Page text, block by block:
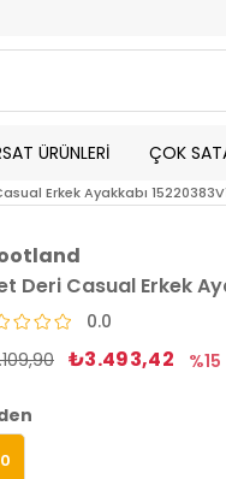
ÜRÜNLERİ ÇOK
Erkek Ayakkabı
Deri Casual Erkek
0.0
₺3.493,42 15